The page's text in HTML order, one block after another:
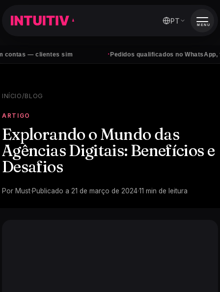
sim ·Pedidos qualificados no WhatsApp, todos os
PT MENU
INÍCIO/BLOG
ARTIGO
Explorando o Mundo das
Agências Digitais: Benefícios e
Desafios
Por Must·Publicado a 21 de março de 2024·11 min de leitura